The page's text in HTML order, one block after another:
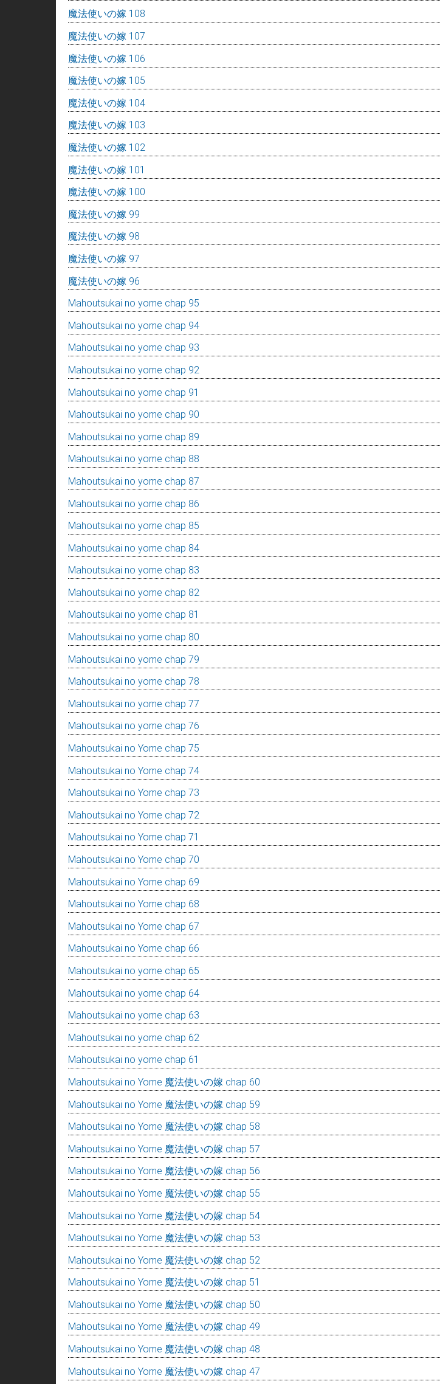
魔法使いの嫁 108
魔法使いの嫁 107
魔法使いの嫁 106
魔法使いの嫁 105
魔法使いの嫁 104
魔法使いの嫁 103
魔法使いの嫁 102
魔法使いの嫁 101
魔法使いの嫁 100
魔法使いの嫁 99
魔法使いの嫁 98
魔法使いの嫁 97
魔法使いの嫁 96
Mahoutsukai no yome chap 95
Mahoutsukai no yome chap 94
Mahoutsukai no yome chap 93
Mahoutsukai no yome chap 92
Mahoutsukai no yome chap 91
Mahoutsukai no yome chap 90
Mahoutsukai no yome chap 89
Mahoutsukai no yome chap 88
Mahoutsukai no yome chap 87
Mahoutsukai no yome chap 86
Mahoutsukai no yome chap 85
Mahoutsukai no yome chap 84
Mahoutsukai no yome chap 83
Mahoutsukai no yome chap 82
Mahoutsukai no yome chap 81
Mahoutsukai no yome chap 80
Mahoutsukai no yome chap 79
Mahoutsukai no yome chap 78
Mahoutsukai no yome chap 77
Mahoutsukai no yome chap 76
Mahoutsukai no Yome chap 75
Mahoutsukai no Yome chap 74
Mahoutsukai no Yome chap 73
Mahoutsukai no Yome chap 72
Mahoutsukai no Yome chap 71
Mahoutsukai no Yome chap 70
Mahoutsukai no Yome chap 69
Mahoutsukai no Yome chap 68
Mahoutsukai no Yome chap 67
Mahoutsukai no Yome chap 66
Mahoutsukai no yome chap 65
Mahoutsukai no yome chap 64
Mahoutsukai no yome chap 63
Mahoutsukai no yome chap 62
Mahoutsukai no yome chap 61
Mahoutsukai no Yome 魔法使いの嫁 chap 60
Mahoutsukai no Yome 魔法使いの嫁 chap 59
Mahoutsukai no Yome 魔法使いの嫁 chap 58
Mahoutsukai no Yome 魔法使いの嫁 chap 57
Mahoutsukai no Yome 魔法使いの嫁 chap 56
Mahoutsukai no Yome 魔法使いの嫁 chap 55
Mahoutsukai no Yome 魔法使いの嫁 chap 54
Mahoutsukai no Yome 魔法使いの嫁 chap 53
Mahoutsukai no Yome 魔法使いの嫁 chap 52
Mahoutsukai no Yome 魔法使いの嫁 chap 51
Mahoutsukai no Yome 魔法使いの嫁 chap 50
Mahoutsukai no Yome 魔法使いの嫁 chap 49
Mahoutsukai no Yome 魔法使いの嫁 chap 48
Mahoutsukai no Yome 魔法使いの嫁 chap 47